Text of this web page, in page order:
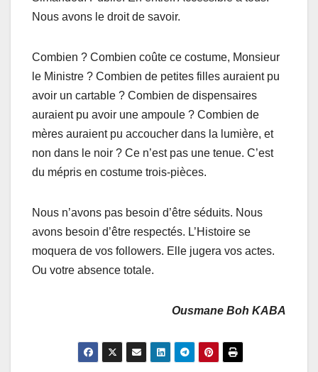
Nous avons le droit de savoir.
Combien ? Combien coûte ce costume, Monsieur
le Ministre ? Combien de petites filles auraient pu
avoir un cartable ? Combien de dispensaires
auraient pu avoir une ampoule ? Combien de
mères auraient pu accoucher dans la lumière, et
non dans le noir ? Ce n’est pas une tenue. C’est
du mépris en costume trois-pièces.
Nous n’avons pas besoin d’être séduits. Nous
avons besoin d’être respectés. L’Histoire se
moquera de vos followers. Elle jugera vos actes.
Ou votre absence totale.
Ousmane Boh KABA